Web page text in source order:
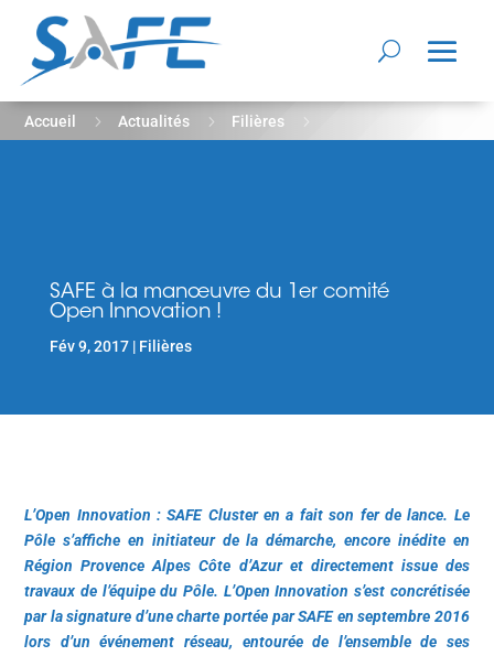
Accueil 5 Actualités 5 Filières
SAFE à la manœuvre du 1er comité
Open Innovation !
Fév 9, 2017 Filières
L’Open Innovation : SAFE Cluster en a fait son fer de lance. Le
Pôle s’affiche en initiateur de la démarche, encore inédite en
Région Provence Alpes Côte d’Azur et directement issue des
travaux de l’équipe du Pôle. L’Open Innovation s’est concrétisée
par la signature d’une charte portée par SAFE en septembre 2016
lors d’un événement réseau, entourée de l’ensemble de ses